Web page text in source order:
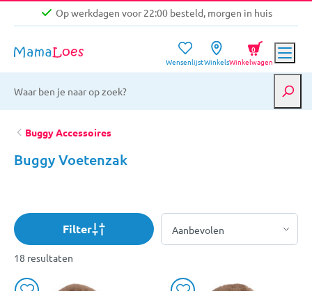
Op werkdagen voor 22:00 besteld, morgen in huis
Gratis verzending vanaf €39,-
Op werkdagen voor 22:00 besteld, morgen in huis
WensenlijstWinkelsWinkelwagen
0
Buggy Accessoires
Buggy Voetenzak
Filter
18 resultaten